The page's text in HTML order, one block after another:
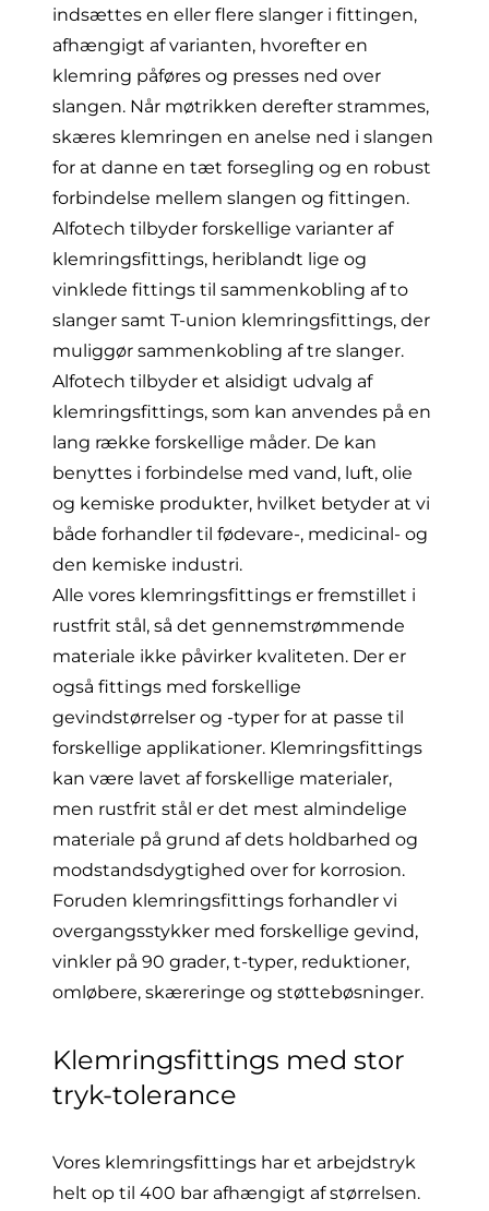
indsættes en eller flere slanger i fittingen,
afhængigt af varianten, hvorefter en
klemring påføres og presses ned over
slangen. Når møtrikken derefter strammes,
skæres klemringen en anelse ned i slangen
for at danne en tæt forsegling og en robust
forbindelse mellem slangen og fittingen.
Alfotech tilbyder forskellige varianter af
klemringsfittings, heriblandt lige og
vinklede fittings til sammenkobling af to
slanger samt T-union klemringsfittings, der
muliggør sammenkobling af tre slanger.
Alfotech tilbyder et alsidigt udvalg af
klemringsfittings, som kan anvendes på en
lang række forskellige måder. De kan
benyttes i forbindelse med vand, luft, olie
og kemiske produkter, hvilket betyder at vi
både forhandler til fødevare-, medicinal- og
den kemiske industri.
Alle vores klemringsfittings er fremstillet i
rustfrit stål, så det gennemstrømmende
materiale ikke påvirker kvaliteten. Der er
også fittings med forskellige
gevindstørrelser og -typer for at passe til
forskellige applikationer. Klemringsfittings
kan være lavet af forskellige materialer,
men rustfrit stål er det mest almindelige
materiale på grund af dets holdbarhed og
modstandsdygtighed over for korrosion.
Foruden klemringsfittings forhandler vi
overgangsstykker med forskellige gevind,
vinkler på 90 grader, t-typer, reduktioner,
omløbere, skæreringe og støttebøsninger.
Klemringsfittings med stor
tryk-tolerance
Vores klemringsfittings har et arbejdstryk
helt op til 400 bar afhængigt af størrelsen.